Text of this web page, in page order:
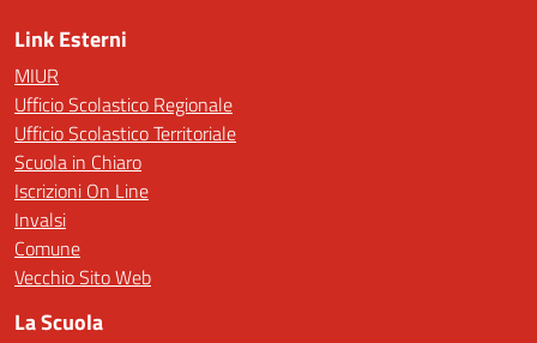
Link Esterni
MIUR
Ufficio Scolastico Regionale
Ufficio Scolastico Territoriale
Scuola in Chiaro
Iscrizioni On Line
Invalsi
Comune
Vecchio Sito Web
La Scuola